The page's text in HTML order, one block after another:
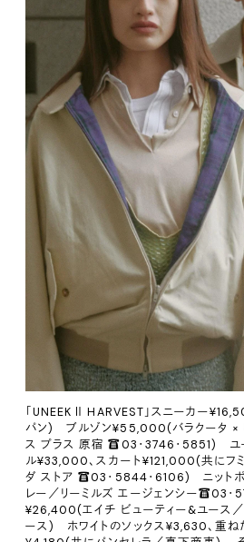
「UNEEK Ⅱ HARVEST」スニーカー
パン) ブルゾン¥55,000(バラクータ ×
ス プラス 原宿 ☎️03・3746・5851) ユ
ル¥33,000、スカート¥121,000(共にフ
ダ ストア ☎️03・5844・6106) ニット
レー／リーミルズ エージェンシー☎️03
¥26,400(エイチ ビューティー&ユース
ース) ホワイトのソックス¥3,630、重ね